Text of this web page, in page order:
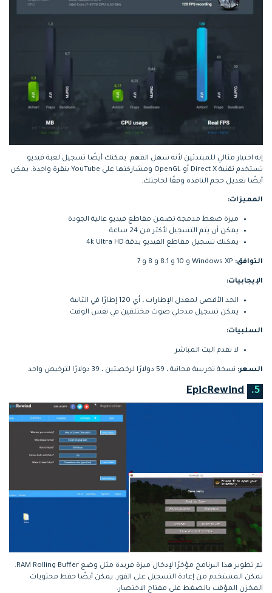
إنه اختيار مثالي للمبتدئين لأنه سهل الفهم. يمكنك أيضًا تسجيل لعبة فيديو
تستخدم تقنية Direct X أو OpenGL ومشاركتها على YouTube بنقرة واحدة. يمكن
أيضًا تعديل حجم النافذة وفقًا لحاجتك.
المميزات:
ميزة ضغط مدمجة تضمن مقاطع فيديو عالية الجودة
يمكن أن يتم التسجيل لأكثر من 24 ساعة
يمكنك تسجيل مقاطع الفيديو بدقة 4k Ultra HD
التوافق: Windows XP و 10 و 8.1 و 8 و 7
الإيجابيات:
الحد الأقصى لمعدل الإطارات ، أي 120 إطارًا في الثانية
يمكن تسجيل مدخلي صوت مختلفين في نفس الوقت
السلبيات:
لا تقدم البث المباشر
السعر: نسخة تجريبية مجانية ، 59 دولارًا لرخصتين ، 39 دولارًا لترخيص واحد
5.
EpicRewind
تم تطوير هذا البرنامج مؤخرًا لإدخال ميزة فريدة مثل وضع RAM Rolling Buffer.
تمكن المستخدم من إعادة التسجيل على الفور. يمكن أيضًا حفظ محتويات
المخزن المؤقت بالضغط على مفتاح الاختصار.